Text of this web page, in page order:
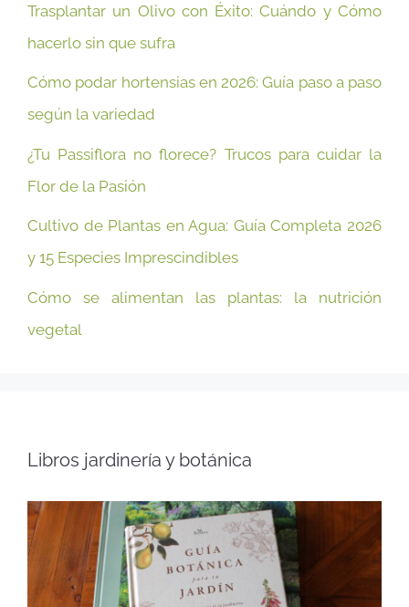
Trasplantar un Olivo con Éxito: Cuándo y Cómo
hacerlo sin que sufra
Cómo podar hortensias en 2026: Guía paso a paso
según la variedad
¿Tu Passiflora no florece? Trucos para cuidar la
Flor de la Pasión
Cultivo de Plantas en Agua: Guía Completa 2026
y 15 Especies Imprescindibles
Cómo se alimentan las plantas: la nutrición
vegetal
Libros jardinería y botánica